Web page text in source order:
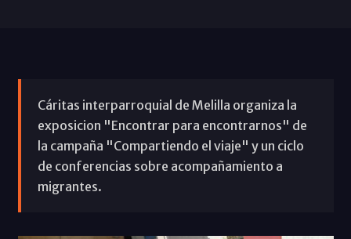
Cáritas interparroquial de Melilla organiza la
exposicion "Encontrar para encontrarnos" de
la campaña "Compartiendo el viaje" y un ciclo
de conferencias sobre acompañamiento a
migrantes.